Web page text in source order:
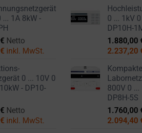
... 1A 8kW -
€ Netto
€ inkl. MwSt.
0 ... 10V 0
- DP10-
€ Netto
€ inkl. MwSt.
0 ... 1kV
DP10H-
1.880,00
2.237,20
800V 0 ...
DP8H-5S
1.760,00
2.094,40